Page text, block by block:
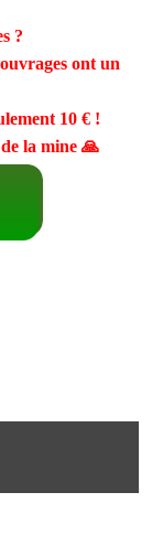
?
ont un
10 €!
la mine 🙏